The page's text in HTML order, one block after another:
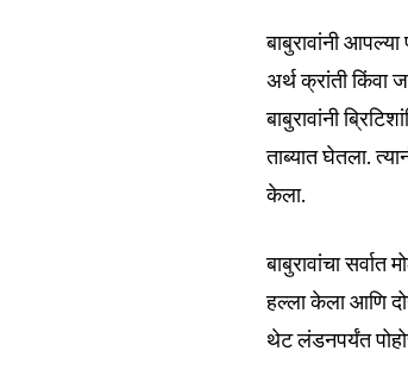
Join
of the
To subscribe,
won't spam your
बाबुरावांनी
अर्थ क्रांती किंवा
बाबुरावांनी
ताब्यात घेतला.
केला.
बाबुरावांचा
हल्ला केला आणि
थेट लंडनपर्यंत